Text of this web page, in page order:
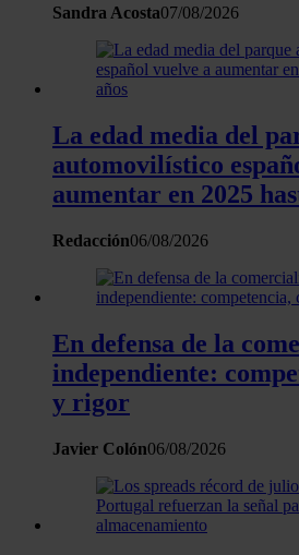
Sandra Acosta07/08/2026
La edad media del
automovilístico
aumentar en 2025
Redacción06/08/2026
En defensa de la
independiente:
y rigor
Javier Colón06/08/2026